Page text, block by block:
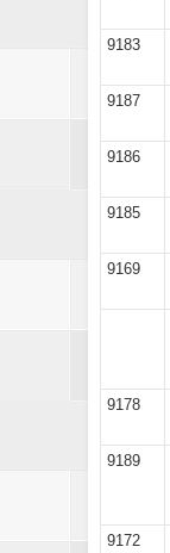
9183
9187
9186
9185
9169
9178
9189
9172